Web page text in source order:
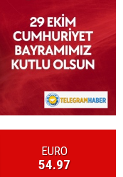
EURO
54.97